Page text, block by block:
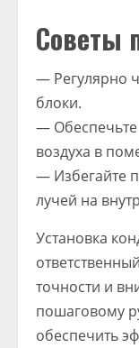
Советы
— Регулярно
блоки.
—
воздуха в
— Избегайте
лучей на
Установка
точности и
пошаговому
обеспечить